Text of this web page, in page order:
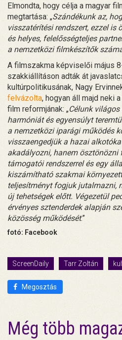
Elmondta, hogy célja a magyar
megtartása: „Szándékunk az,
visszatérítési rendszert, ezzel is
és helyes, felelősségteljes
a nemzetközi filmkészítők
A filmszakma képviselői május
szakkiállításon adták át
kultúrpolitikusának, Nagy
felvázolta, hogyan áll majd neki
film reformjának: „Célunk
harmóniát és egyensúlyt
a nemzetközi iparági működés
visszaengedjük a hazai
akadályozni, hanem ösztönözni
támogatói rendszerrel és egy
kiszámítható szakmai
teljesítményt fogjuk jutalmazni,
új tehetségek előtt. Végezetül
érvényes sztenderdek alapján
közösség működését.”
fotó: Facebook
ScreenDaily Tarr Zoltán
Megosztás
Még több